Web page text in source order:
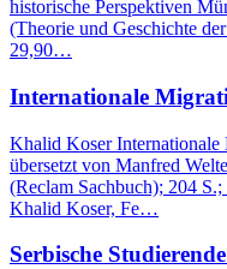
historische Perspektiven
(Theorie und Geschichte
29,90…
Internationale
Khalid Koser Internationale
übersetzt von Manfred
(Reclam Sachbuch); 204
Khalid Koser, Fe…
Serbische